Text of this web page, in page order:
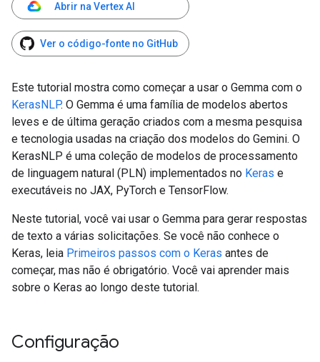
Abrir na Vertex AI
Ver o código-fonte no GitHub
Este tutorial mostra como começar a usar o Gemma com o
KerasNLP. O Gemma é uma família de modelos abertos
leves e de última geração criados com a mesma pesquisa
e tecnologia usadas na criação dos modelos do Gemini. O
KerasNLP é uma coleção de modelos de processamento
de linguagem natural (PLN) implementados no Keras e
executáveis no JAX, PyTorch e TensorFlow.
Neste tutorial, você vai usar o Gemma para gerar respostas
de texto a várias solicitações. Se você não conhece o
Keras, leia Primeiros passos com o Keras antes de
começar, mas não é obrigatório. Você vai aprender mais
sobre o Keras ao longo deste tutorial.
Configuração